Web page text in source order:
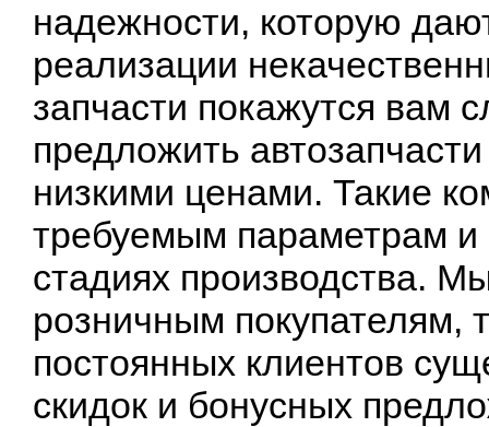
надежности, которую
реализации
запчасти покажутся вам
предложить
низкими ценами. Такие
требуемым параметрам и
стадиях производства.
розничным покупателям,
постоянных клиентов
скидок и бонусных